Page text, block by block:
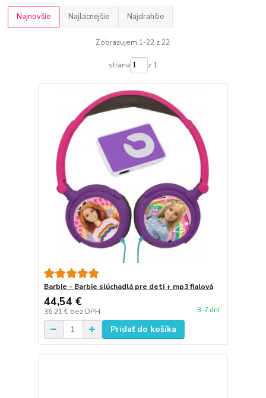
Najnovšie Najlacnejšie Najdrahšie
Zobrazujem 1-22 z 22
strana z 1
Barbie - Barbie slúchadlá pre deti + mp3 fialová
44,54 €
36,21 € bez DPH 3-7 dní
Pridať do košíka